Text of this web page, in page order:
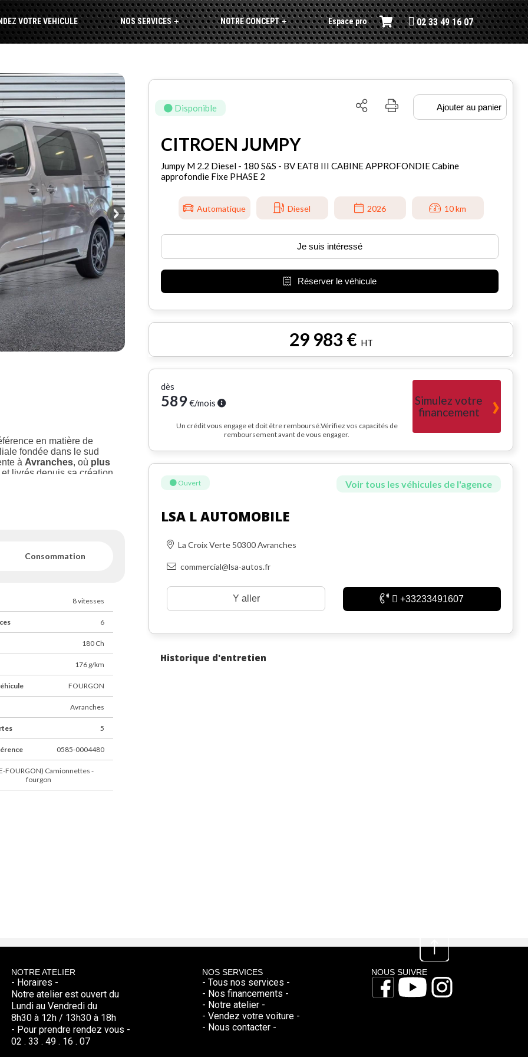
VOTRE VEHICULE +
NOS SERVICES +
NOTRE CONCEPT Espace pro 02 33 49 16 07
en matière de
fondée dans le sud
à Avranches, où plus
livrés depuis sa création
présentation
et la main-d’œuvre (hors
pour une
extension
votre exigence.
Consommation
8 vitesses
6
180 Ch
176 g/km
FOURGON
Avranches
5
0585-0004480
FOURGON) Camionnettes -
fourgon
Disponible Ajouter au panier
CITROEN JUMPY
Jumpy M 2.2 Diesel - 180 S&S - BV EAT8 III CABINE APPROFONDIE Cabine
approfondie Fixe PHASE 2
Automatique Diesel 2026 10 km
Je suis intéressé
Réserver le véhicule
29 983 € HT
dès
589€/mois
Simulez votre
financement
Un crédit vous engage et doit être remboursé.Vérifiez vos capacités de
remboursement avant de vous engager.
Ouvert Voir tous les véhicules de l'agence
LSA L AUTOMOBILE
La Croix Verte 50300 Avranches
commercial@lsa-autos.fr
Y aller +33233491607
Historique d'entretien
NOTRE ATELIER
- Horaires -
Notre atelier est ouvert du
Lundi au Vendredi du
8h30 à 12h / 13h30 à 18h
- Pour prendre rendez vous -
02 . 33 . 49 . 16 . 07
NOS SERVICES
- Tous nos services -
- Nos financements -
- Notre atelier -
- Vendez votre voiture -
- Nous contacter -
NOUS SUIVRE